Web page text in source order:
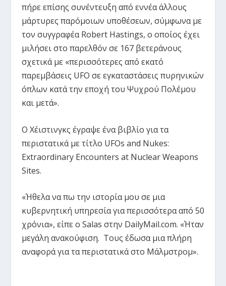
πήρε επίσης συνέντευξη από εννέα άλλους
μάρτυρες παρόμοιων υποθέσεων, σύμφωνα με
τον συγγραφέα Robert Hastings, ο οποίος έχει
μιλήσει στο παρελθόν σε 167 βετεράνους
σχετικά με «περισσότερες από εκατό
παρεμβάσεις UFO σε εγκαταστάσεις πυρηνικών
όπλων κατά την εποχή του Ψυχρού Πολέμου
και μετά».
Ο Χέιστινγκς έγραψε ένα βιβλίο για τα
περιστατικά με τίτλο UFOs and Nukes:
Extraordinary Encounters at Nuclear Weapons
Sites.
«Ήθελα να πω την ιστορία μου σε μια
κυβερνητική υπηρεσία για περισσότερα από 50
χρόνια», είπε ο Salas στην DailyMail.com. «Ήταν
μεγάλη ανακούφιση. Τους έδωσα μια πλήρη
αναφορά για τα περιστατικά στο Μάλμστρομ».